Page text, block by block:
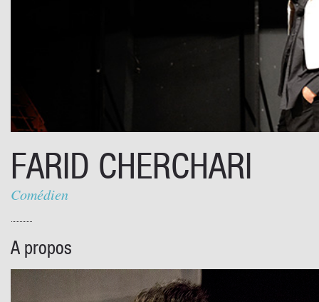
FARID CHERCHARI
Comédien
A propos